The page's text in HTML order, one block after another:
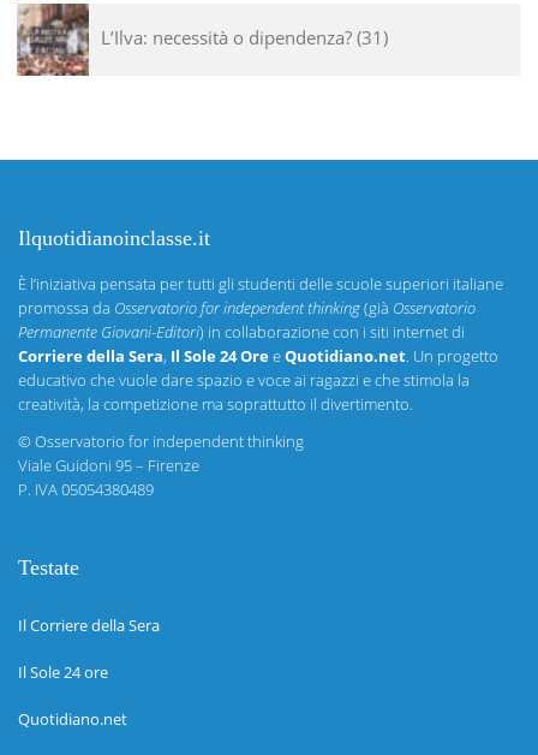
L’Ilva: necessità o dipendenza? 31
Ilquotidianoinclasse.it
È l’iniziativa pensata per tutti gli studenti delle scuole superiori italiane
promossa da Osservatorio for independent thinking(già Osservatorio
Permanente Giovani-Editori) in collaborazione con i siti internet di
Corriere della Sera, Il Sole 24 OreeQuotidiano.net. Un progetto
educativo che vuole dare spazio e voce ai ragazzi e che stimola la
creatività, la competizione ma soprattutto il divertimento.
©Osservatorio for independent thinking
Viale Guidoni 95 – Firenze
P. IVA 05054380489
Testate
Il Corriere della Sera
Il Sole 24 ore
Quotidiano.net